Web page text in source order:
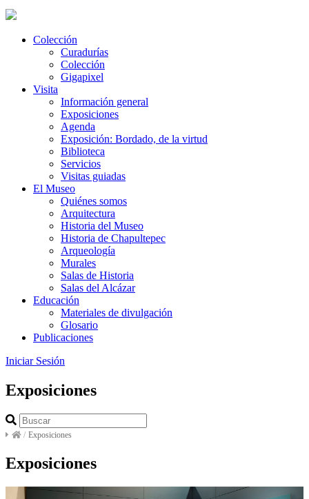
Colección
Curadurías
Colección
Gigapixel
Visita
Información general
Exposiciones
Agenda
Exposición: Bordado, de la virtud
Biblioteca
Servicios
Visitas guiadas
El Museo
Quiénes somos
Arquitectura
Historia del Museo
Historia de Chapultepec
Arqueología
Murales
Salas de Historia
Salas del Alcázar
Educación
Materiales de divulgación
Glosario
Publicaciones
Iniciar Sesión
Exposiciones
/ Exposiciones
Exposiciones